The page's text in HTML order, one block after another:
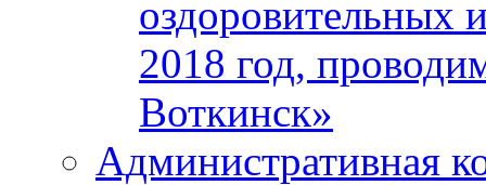
оздоровительных
2018 год,
Воткинск»
Административная